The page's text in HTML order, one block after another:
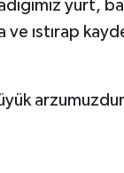
yurt,
ıstırap